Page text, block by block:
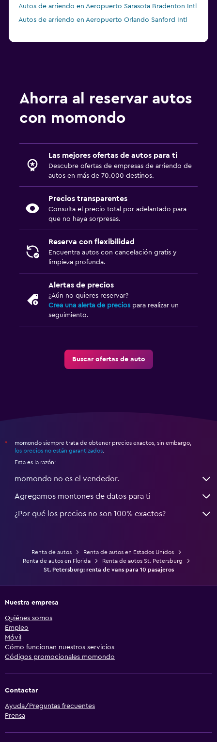
Autos de arriendo en Aeropuerto Sarasota Bradenton Intl
Autos de arriendo en Aeropuerto Orlando Sanford Intl
Ahorra al reservar autos
con momondo
Las mejores ofertas de autos para ti
Descubre ofertas de empresas de arriendo de
autos en más de 70.000 destinos.
Precios transparentes
Consulta el precio total por adelantado para
que no haya sorpresas.
Reserva con flexibilidad
Encuentra autos con cancelación gratis y
limpieza profunda.
Alertas de precios
¿Aún no quieres reservar?
Crea una alerta de precios para realizar un
seguimiento.
Buscar ofertas de auto
*
momondo siempre trata de obtener precios exactos, sin embargo,
los precios no están garantizados.
Esta es la razón:
momondo no es el vendedor.
Agregamos montones de datos para ti
¿Por qué los precios no son 100% exactos?
Renta de autos
Renta de autos en Estados Unidos
Renta de autos en Florida
Renta de autos St. Petersburg
St. Petersburg: renta de vans para 10 pasajeros
Nuestra empresa
Quiénes somos
Empleo
Móvil
Cómo funcionan nuestros servicios
Códigos promocionales momondo
Contactar
Ayuda/Preguntas frecuentes
Prensa